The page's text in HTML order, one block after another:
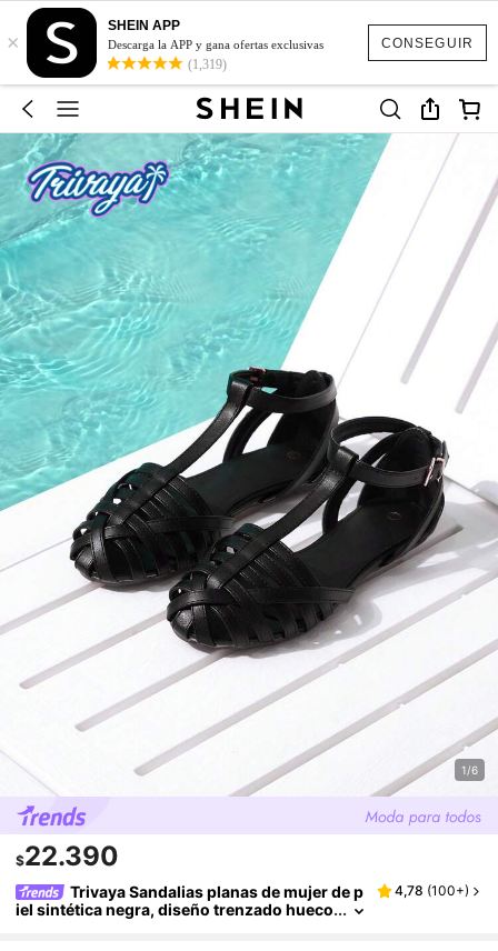
CONSEGUIR
×
SHEIN APP
Descarga la APP y gana ofertas exclusivas
(1,319)
1/6
$22.390
Trivaya Sandalias planas de mujer de p
iel sintética negra, diseño trenzado hueco
4,78 (100+)